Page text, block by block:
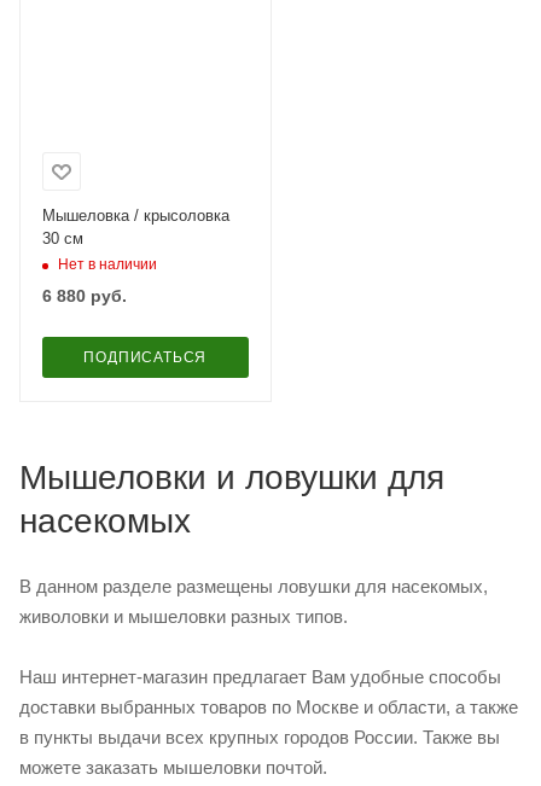
Мышеловка / крысоловка
30 см
Нет в наличии
6 880 руб.
ПОДПИСАТЬСЯ
Мышеловки и ловушки для
насекомых
В данном разделе размещены ловушки для насекомых,
живоловки и мышеловки разных типов.
Наш интернет-магазин предлагает Вам удобные способы
доставки выбранных товаров по Москве и области, а также
в пункты выдачи всех крупных городов России. Также вы
можете заказать мышеловки почтой.